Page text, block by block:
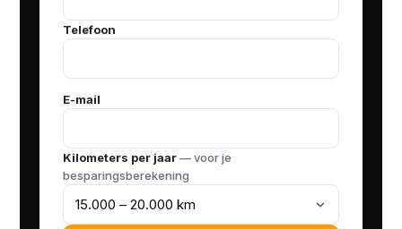
Telefoon
E-mail
Kilometers per jaar— voor je
besparingsberekening